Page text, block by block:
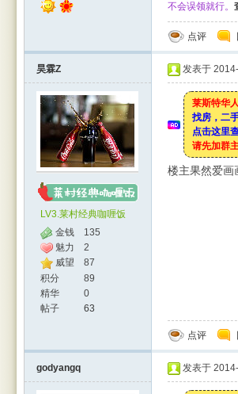
不会误领就行。
点评
昊霖Z
LV3.莱村经典咖喱饭
金钱
135
魅力
2
威望
87
积分
89
精华
0
帖子
63
发表于
莱斯特华
找房，二
点击这里
请先加群
楼主果然爱画
点评
godyangq 发表于